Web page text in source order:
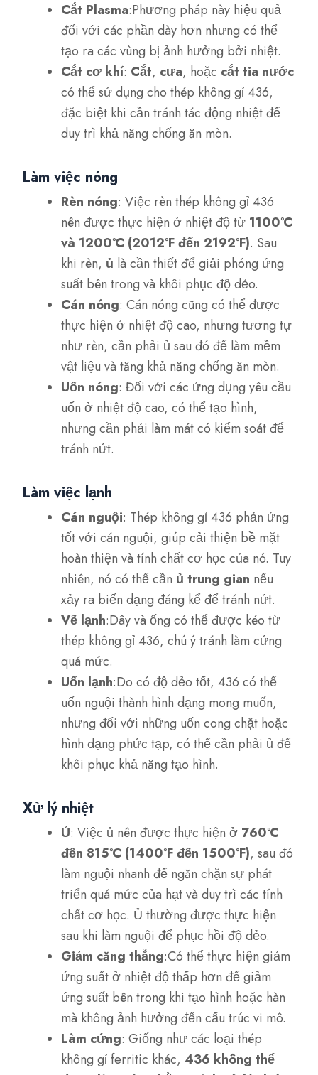
Cắt Plasma:Phương pháp này hiệu quả
đối với các phần dày hơn nhưng có thể
tạo ra các vùng bị ảnh hưởng bởi nhiệt.
Cắt cơ khí: Cắt, cưa, hoặc cắt tia nước
có thể sử dụng cho thép không gỉ 436,
đặc biệt khi cần tránh tác động nhiệt để
duy trì khả năng chống ăn mòn.
Làm việc nóng
Rèn nóng: Việc rèn thép không gỉ 436
nên được thực hiện ở nhiệt độ từ 1100°C
và 1200°C (2012°F đến 2192°F). Sau
khi rèn, ủ là cần thiết để giải phóng ứng
suất bên trong và khôi phục độ dẻo.
Cán nóng: Cán nóng cũng có thể được
thực hiện ở nhiệt độ cao, nhưng tương tự
như rèn, cần phải ủ sau đó để làm mềm
vật liệu và tăng khả năng chống ăn mòn.
Uốn nóng: Đối với các ứng dụng yêu cầu
uốn ở nhiệt độ cao, có thể tạo hình,
nhưng cần phải làm mát có kiểm soát để
tránh nứt.
Làm việc lạnh
Cán nguội: Thép không gỉ 436 phản ứng
tốt với cán nguội, giúp cải thiện bề mặt
hoàn thiện và tính chất cơ học của nó. Tuy
nhiên, nó có thể cần ủ trung gian nếu
xảy ra biến dạng đáng kể để tránh nứt.
Vẽ lạnh:Dây và ống có thể được kéo từ
thép không gỉ 436, chú ý tránh làm cứng
quá mức.
Uốn lạnh:Do có độ dẻo tốt, 436 có thể
uốn nguội thành hình dạng mong muốn,
nhưng đối với những uốn cong chặt hoặc
hình dạng phức tạp, có thể cần phải ủ để
khôi phục khả năng tạo hình.
Xử lý nhiệt
Ủ: Việc ủ nên được thực hiện ở 760°C
đến 815°C (1400°F đến 1500°F), sau đó
làm nguội nhanh để ngăn chặn sự phát
triển quá mức của hạt và duy trì các tính
chất cơ học. Ủ thường được thực hiện
sau khi làm nguội để phục hồi độ dẻo.
Giảm căng thẳng:Có thể thực hiện giảm
ứng suất ở nhiệt độ thấp hơn để giảm
ứng suất bên trong khi tạo hình hoặc hàn
mà không ảnh hưởng đến cấu trúc vi mô.
Làm cứng: Giống như các loại thép
không gỉ ferritic khác,436 không thể